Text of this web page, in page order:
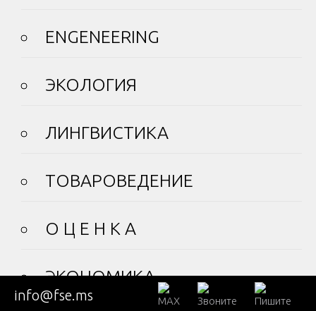
ENGENEERING
ЭКОЛОГИЯ
ЛИНГВИСТИКА
ТОВАРОВЕДЕНИЕ
О Ц Е Н К А
ЭКОНОМИКА
info@fse.ms